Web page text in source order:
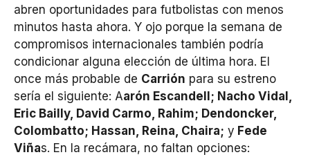
abren oportunidades para futbolistas con menos
minutos hasta ahora. Y ojo porque la semana de
compromisos internacionales también podría
condicionar alguna elección de última hora. El
once más probable de Carrión para su estreno
sería el siguiente: Aarón Escandell; Nacho Vidal,
Eric Bailly, David Carmo, Rahim; Dendoncker,
Colombatto; Hassan, Reina, Chaira; y Fede
Viñas. En la recámara, no faltan opciones: